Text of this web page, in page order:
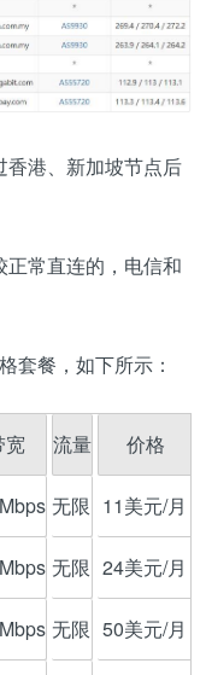
港、新加坡节点后
常直连的，电信和
套餐，如下所示：
宽 流量
无限
无限
无限
价格
11美元/月
24美元/月
50美元/月